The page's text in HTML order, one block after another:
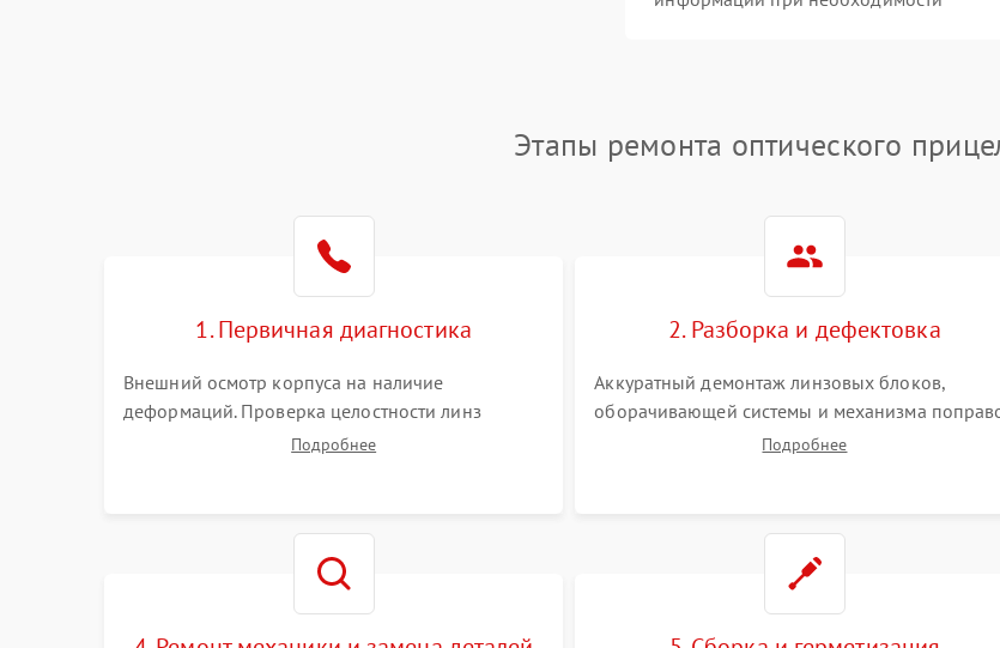
Этапы ремонта оптического
1. Первичная диагностика
Внешний осмотр корпуса на наличие
деформаций. Проверка целостности линз
объектива и окуляра. Тестирование работы
Подробнее
2. Разборка и дефектовка
Аккуратный демонтаж линзовых блоков,
оборачивающей системы и механизма
спецключами. Осмотр внутренних резьбовых
Подробнее